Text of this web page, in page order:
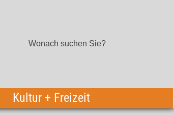
Kultur + Freizeit